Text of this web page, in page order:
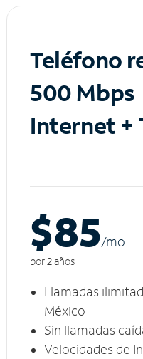
Teléfono
500 Mbps
Internet +
$85/mo
por 2 años
Llamadas
México
Sin llamadas
Velocidades de